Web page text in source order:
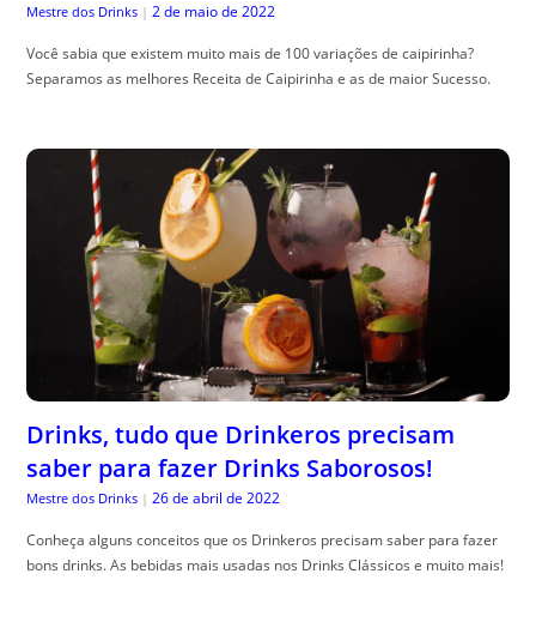
Mestre dos Drinks | 2 de maio de 2022
Você sabia que existem muito mais de 100 variações de caipirinha?
Separamos as melhores Receita de Caipirinha e as de maior Sucesso.
Drinks, tudo que Drinkeros precisam
saber para fazer Drinks Saborosos!
Mestre dos Drinks | 26 de abril de 2022
Conheça alguns conceitos que os Drinkeros precisam saber para fazer
bons drinks. As bebidas mais usadas nos Drinks Clássicos e muito mais!